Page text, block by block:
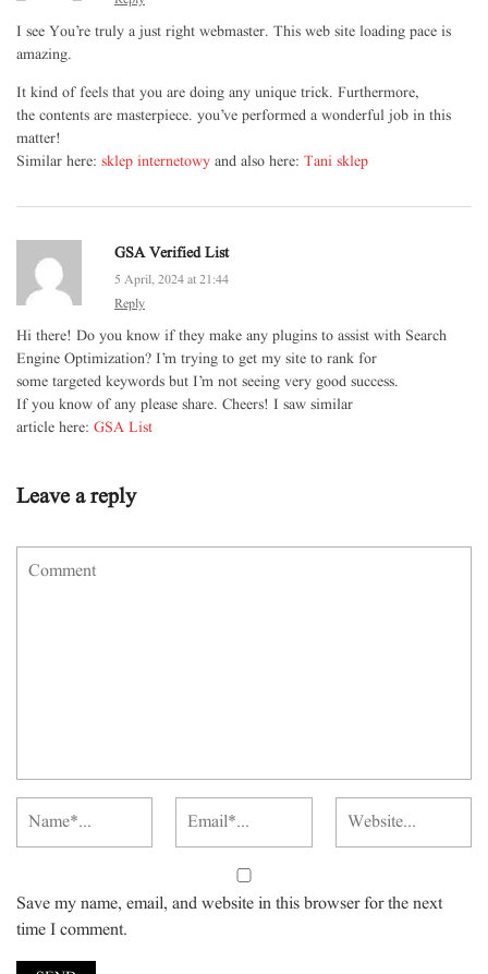
I see You’re truly a just right webmaster. This web site loading pace is
amazing.
It kind of feels that you are doing any unique trick. Furthermore,
the contents are masterpiece. you’ve performed a wonderful job in this
matter!
Similar here: sklep internetowy and also here: Tani sklep
GSA Verified List
5 April, 2024 at 21:44
Reply
Hi there! Do you know if they make any plugins to assist with Search
Engine Optimization? I’m trying to get my site to rank for
some targeted keywords but I’m not seeing very good success.
If you know of any please share. Cheers! I saw similar
article here: GSA List
Leave a reply
Save my name, email, and website in this browser for the next
time I comment.